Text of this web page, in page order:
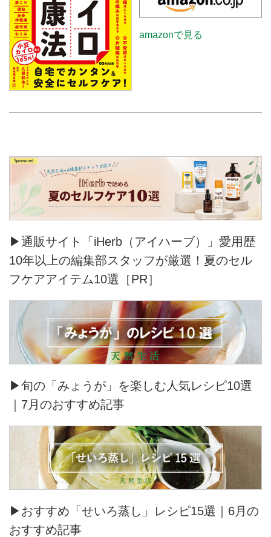
amazonで見る
▶通販サイト「iHerb（アイハーブ）」愛用歴
10年以上の編集部スタッフが厳選！夏のセル
フケアアイテム10選［PR］
▶旬の「みょうが」を楽しむ人気レシピ10選
｜7月のおすすめ記事
▶おすすめ「せいろ蒸し」レシピ15選｜6月の
おすすめ記事